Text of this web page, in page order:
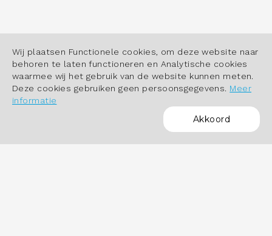
Wij plaatsen Functionele cookies, om deze website naar
behoren te laten functioneren en Analytische cookies
waarmee wij het gebruik van de website kunnen meten.
Deze cookies gebruiken geen persoonsgegevens. Meer
informatie
Akkoord
POWERED BY